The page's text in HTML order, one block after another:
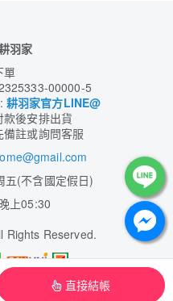
直接結帳
羽家
單
00000-5
耕羽家官方LINE@
後安排出貨
註或詢問客服
五(不含國定假日)
上05:30
Rights Reserved.
頁購物 維護